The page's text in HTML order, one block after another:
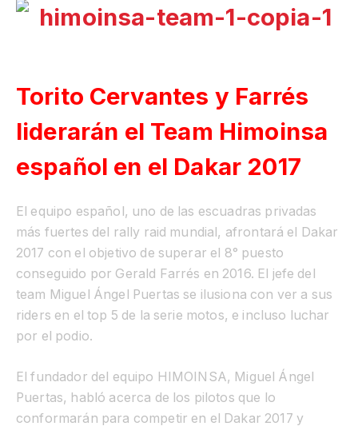
Torito Cervantes y Farrés
liderarán el Team Himoinsa
español en el Dakar 2017
El equipo español, uno de las escuadras privadas
más fuertes del rally raid mundial, afrontará el Dakar
2017 con el objetivo de superar el 8° puesto
conseguido por Gerald Farrés en 2016. El jefe del
team Miguel Ángel Puertas se ilusiona con ver a sus
riders en el top 5 de la serie motos, e incluso luchar
por el podio.
El fundador del equipo HIMOINSA, Miguel Ángel
Puertas, habló acerca de los pilotos que lo
conformarán para competir en el Dakar 2017 y